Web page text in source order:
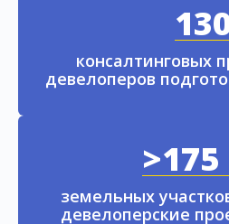
консалтинговых
девелоперов
>175
земельных
девелоперские